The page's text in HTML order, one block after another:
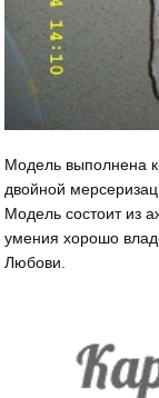
Модель выполнена
двойной
Модель состоит из
умения хорошо
Любови.